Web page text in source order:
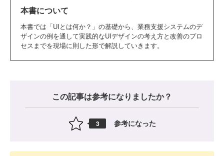
本書について
本書では「UIとは何か？」の基礎から、業務支援システムのデ
ザインの例を通して実践的なUIデザインの考え方と改善のプロ
セスまでを現場に則した形で解説していきます。
この記事は参考になりましたか？
3 参考になった